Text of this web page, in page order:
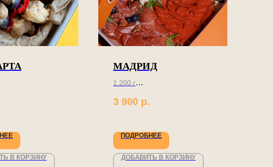
куриных
В КОРЗИНУ
МАДРИД
1 200 г
Сет-аперетив к напиткам
3 900 р.
ПОДРОБНЕЕ
ДОБАВИТЬ В КОРЗИНУ